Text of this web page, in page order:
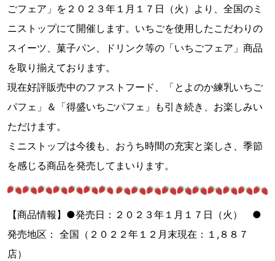
ごフェア」を２０２３年１月１７日（火）より、全国のミ
ニストップにて開催します。いちごを使用したこだわりの
スイーツ、菓子パン、ドリンク等の「いちごフェア」商品
を取り揃えております。
現在好評販売中のファストフード、「とよのか練乳いちご
パフェ」＆「得盛いちごパフェ」も引き続き、お楽しみい
ただけます。
ミニストップは今後も、おうち時間の充実と楽しさ、季節
を感じる商品を発売してまいります。
【商品情報】●発売日：２０２３年１月１７日（火） ●
発売地区： 全国（２０２２年１２月末現在：１,８８７
店）